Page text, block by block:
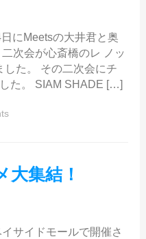
にMeetsの大井君と奥
次会が心斎橋のレ ノッ
した。 その二次会にチ
た。 SIAM SHADE […]
大集結！
サイドモールで開催さ